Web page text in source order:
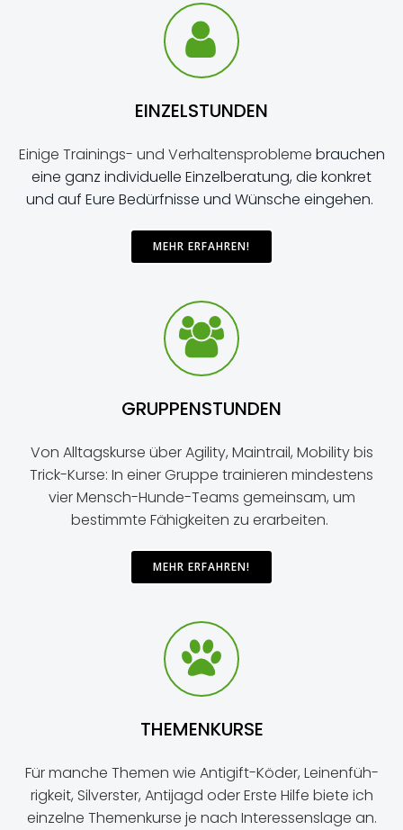
EIN­ZEL­STUN­DEN
Eini­ge Trai­nings- und Ver­hal­tens­pro­ble­me brau­chen
eine ganz indi­vi­du­el­le Einzel­beratung, die kon­kret
und auf Eure Bedürf­nisse und Wün­sche eingehen.
MEHR ERFAH­REN!
GRUP­PEN­STUN­DEN
Von All­tags­kur­se über Agi­li­ty, Main­trail, Mobi­li­ty bis
Trick-Kur­se: In einer Grup­pe trai­nie­ren min­des­tens
vier Mensch-Hun­de-Teams gemein­sam, um
bestimm­te Fähig­kei­ten zu erarbeiten.
MEHR ERFAH­REN!
THEMENKURSE
Für man­che The­men wie Anti­gift-Köder, Lei­nen­füh­
rig­keit, Sil­vers­ter, Anti­jagd oder Ers­te Hil­fe bie­te ich
ein­zel­ne The­men­kur­se je nach Inter­es­sens­la­ge an.